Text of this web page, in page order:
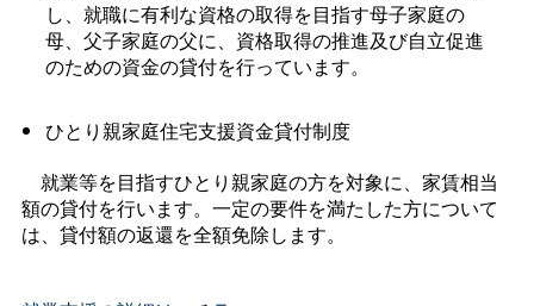
し、就職に有利な資格の取得を目指す母子家庭の
母、父子家庭の父に、資格取得の推進及び自立促進
のための資金の貸付を行っています。
ひとり親家庭住宅支援資金貸付制度
就業等を目指すひとり親家庭の方を対象に、家賃相当
額の貸付を行います。一定の要件を満たした方について
は、貸付額の返還を全額免除します。